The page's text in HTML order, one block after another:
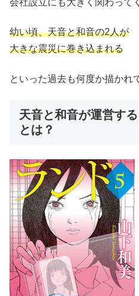
幼い頃、天音と和音の2人が
大きな震災に巻き込まれる
といった過去も何度か描かれ
天音と和音が運営す
とは？